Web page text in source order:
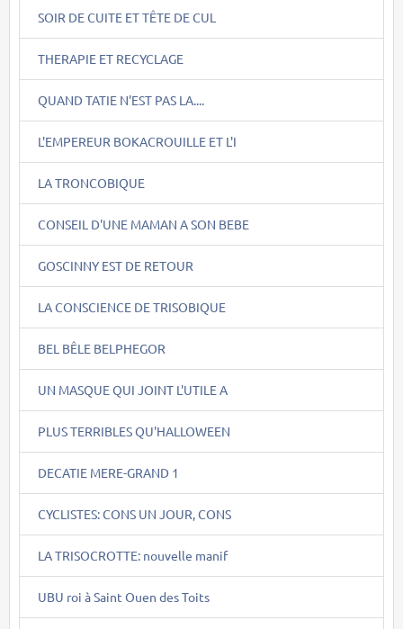
SOIR DE CUITE ET TÊTE DE CUL
THERAPIE ET RECYCLAGE
QUAND TATIE N'EST PAS LA....
L'EMPEREUR BOKACROUILLE ET L'I
LA TRONCOBIQUE
CONSEIL D'UNE MAMAN A SON BEBE
GOSCINNY EST DE RETOUR
LA CONSCIENCE DE TRISOBIQUE
BEL BÊLE BELPHEGOR
UN MASQUE QUI JOINT L'UTILE A
PLUS TERRIBLES QU'HALLOWEEN
DECATIE MERE-GRAND 1
CYCLISTES: CONS UN JOUR, CONS
LA TRISOCROTTE: nouvelle manif
UBU roi à Saint Ouen des Toits